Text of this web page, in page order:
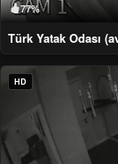
77%
Türk Yatak Odası
HD